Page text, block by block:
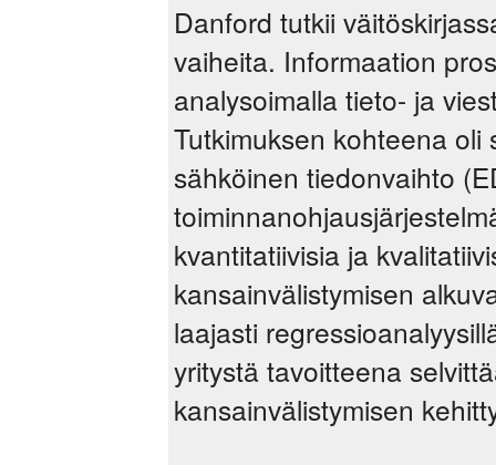
Danford tutkii
vaiheita. Informaation
analysoimalla tieto- ja
Tutkimuksen kohteena
sähköinen tiedonvaihto
kvantitatiivisia ja
kansainvälistymisen
laajasti
yritystä tavoitteena
kansainvälistymisen